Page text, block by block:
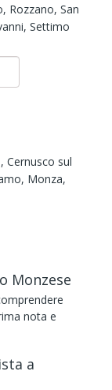
Rozzano, San
Settimo
Cernusco sul
Monza,
Monzese
nota e
a